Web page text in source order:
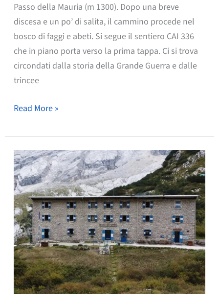
Passo della Mauria (m 1300). Dopo una breve
discesa e un po’ di salita, il cammino procede nel
bosco di faggi e abeti. Si segue il sentiero CAI 336
che in piano porta verso la prima tappa. Ci si trova
circondati dalla storia della Grande Guerra e dalle
trincee
COL
(m
1560)
Read More »